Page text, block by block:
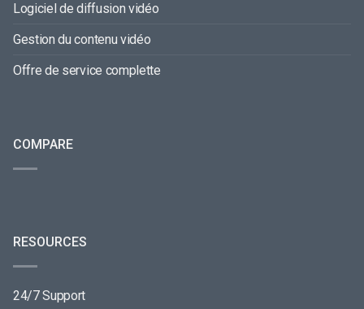
Logiciel de diffusion vidéo
Gestion du contenu vidéo
Offre de service complette
COMPARE
RESOURCES
24/7 Support